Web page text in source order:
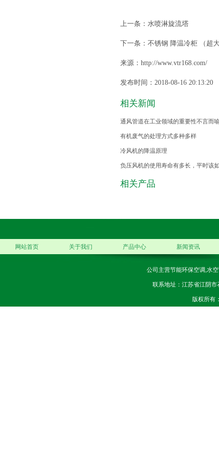
上一条： 水喷淋旋流塔
下一条： 不锈钢 降温冷柜 （超
来源：http://www.vtr168.com/
发布时间：2018-08-16 20:13:20
相关新闻
通风管道在工业领域的重要性不言而
有机废气的处理方式多种多样
冷风机的降温原理
负压风机的使用寿命有多长，平时该
相关产品
网站首页 关于我们 产品中心 新闻资讯
公司主营节能环保空调,水
联系地址：江苏省江阴市
版权所有